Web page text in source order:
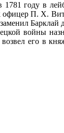
году в
П. Х.
Барклай
войны
его в